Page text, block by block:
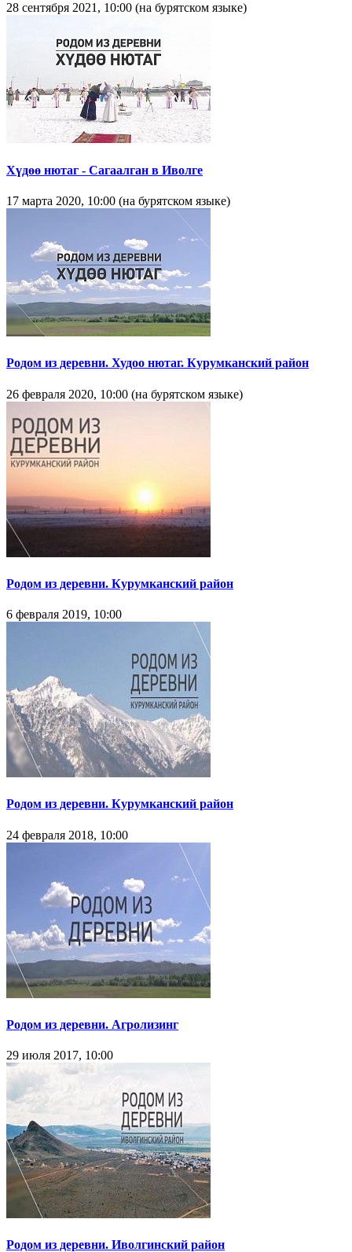
28 сентября 2021, 10:00 (на бурятском языке)
Хүдөө нютаг - Сагаалган в Иволге
17 марта 2020, 10:00 (на бурятском языке)
Родом из деревни. Худоо нютаг. Курумканский район
26 февраля 2020, 10:00 (на бурятском языке)
Родом из деревни. Курумканский район
6 февраля 2019, 10:00
Родом из деревни. Курумканский район
24 февраля 2018, 10:00
Родом из деревни. Агролизинг
29 июля 2017, 10:00
Родом из деревни. Иволгинский район